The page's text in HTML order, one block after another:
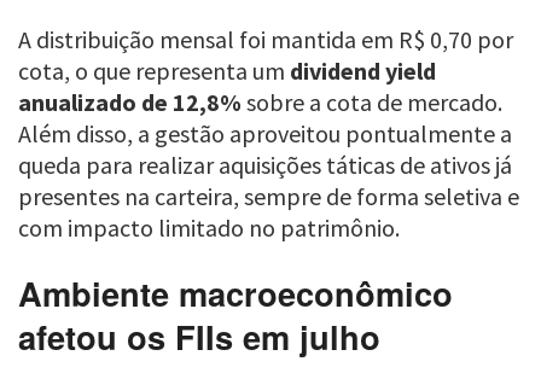
A distribuição mensal foi mantida em R$ 0,70 por
cota, o que representa um dividend yield
anualizado de 12,8% sobre a cota de mercado.
Além disso, a gestão aproveitou pontualmente a
queda para realizar aquisições táticas de ativos já
presentes na carteira, sempre de forma seletiva e
com impacto limitado no patrimônio.
Ambiente macroeconômico
afetou os FIIs em julho